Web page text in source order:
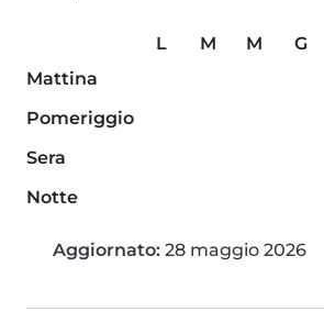
L M M G
Mattina
Pomeriggio
Sera
Notte
Aggiornato: 28 maggio 2026